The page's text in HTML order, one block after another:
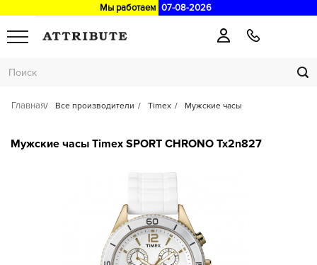
Мы работаем 07-08-2026
Главная Все производители Timex Мужские часы
Мужские часы Timex SPORT CHRONO Tx2n827